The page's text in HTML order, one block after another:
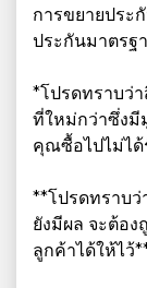
การขยายประ
ประกันมาตรฐ
*โปรดทราบว่
ที่ใหม่กว่าซึ่งมี
คุณซื้อไปไม่ได้
**โปรดทราบ
ยังมีผล จะต้อ
ลูกค้าได้ให้ไว้